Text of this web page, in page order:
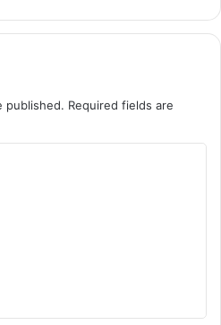
published. Required fields are